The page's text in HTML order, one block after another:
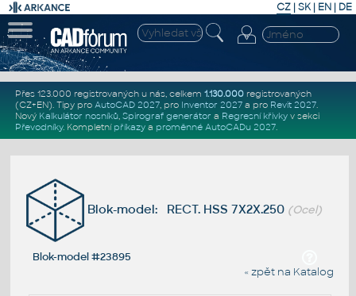
CZ | SK| EN | DE
Přes 123.000 registrovaných u nás, celkem 1.130.000registrovaných
(CZ+EN). Tipy pro AutoCAD 2027, pro Inventor 2027a pro Revit 2027.
Nový Kalkulátor nosníků, Spirograf generátor a Regresní křivkyv sekci
Převodníky. Kompletní příkazya proměnné AutoCADu 2027.
Blok-model: RECT. HSS 7X2X.250 (Ocel)
Blok-model #23895
« zpět na Katalog